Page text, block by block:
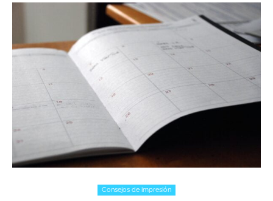
Consejos de impresión